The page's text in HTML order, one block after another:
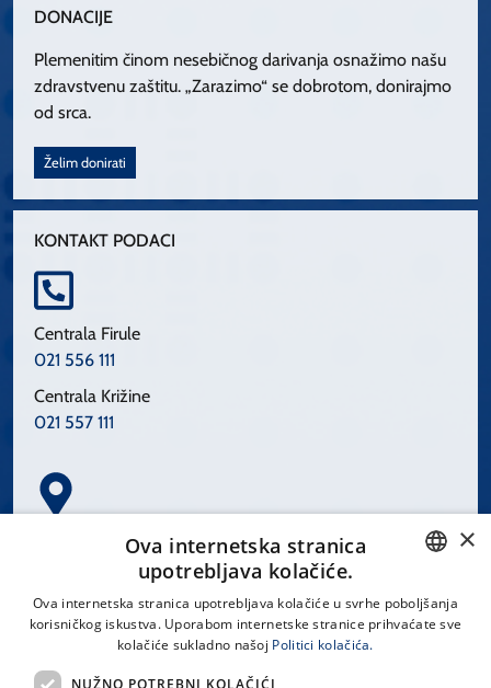
DONACIJE
Plemenitim činom nesebičnog darivanja osnažimo našu
zdravstvenu zaštitu. „Zarazimo“ se dobrotom, donirajmo
od srca.
Želim donirati
KONTAKT PODACI
Centrala Firule
021 556 111
Centrala Križine
021 557 111
Spinčićeva 1, 21000 Split
CROATIAN
×
Ova internetska stranica
upotrebljava kolačiće.
Ova internetska stranica upotrebljava kolačiće u svrhe poboljšanja
korisničkog iskustva. Uporabom internetske stranice prihvaćate sve
kolačiće sukladno našoj Politici kolačića.
NUŽNO POTREBNI KOLAČIĆI